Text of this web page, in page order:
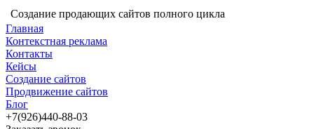
Создание продающих сайтов полного цикла
Главная
Контекстная реклама
Контакты
Кейсы
Создание сайтов
Продвижение сайтов
Блог
+7(926)440-88-03